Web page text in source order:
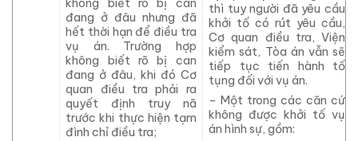
không biết rõ bị can
đang ở đâu nhưng đã
hết thời hạn để điều tra
vụ án. Trường hợp
không biết rõ bị can
đang ở đâu, khi đó Cơ
quan điều tra phải ra
quyết định truy nã
trước khi thực hiện tạm
đình chỉ điều tra;
thì tuy người đã yêu cầu
khởi tố có rút yêu cầu,
Cơ quan điều tra, Viện
kiểm sát, Tòa án vẫn sẽ
tiếp tục tiến hành tố
tụng đối với vụ án.
– Một trong các căn cứ
không được khởi tố vụ
án hình sự, gồm: